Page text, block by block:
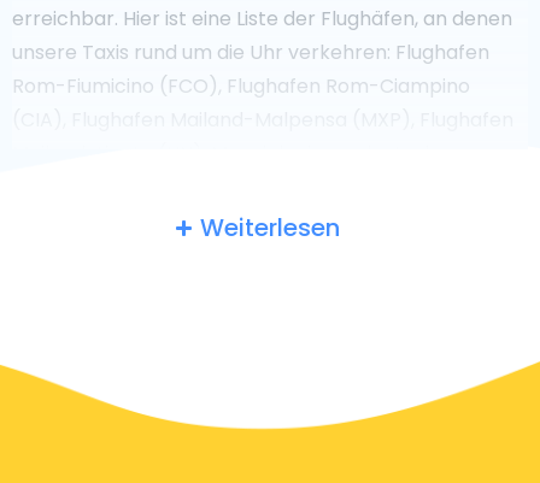
erreichbar. Hier ist eine Liste der Flughäfen, an denen
unsere Taxis rund um die Uhr verkehren: Flughafen
Rom-Fiumicino (FCO), Flughafen Rom-Ciampino
Tolentino erwarten ein Trinkgeld von mindestens 10%.
Weiterlesen